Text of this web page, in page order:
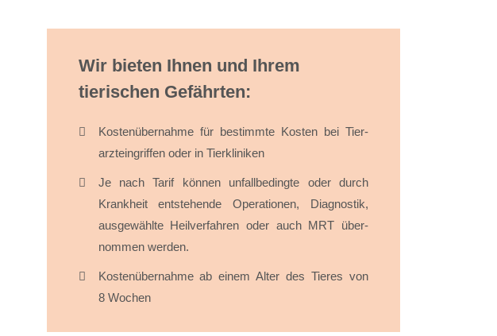
Wir bieten Ihnen und Ihrem
tierischen Gefährten:
Kosten­über­nahme für be­stimmte Kosten bei Tier­
arzt­ein­griffen oder in Tier­kliniken
Je nach Tarif können unfall­be­dingte oder durch
Krank­heit ent­stehende Oper­ationen, Diagnostik,
aus­ge­wählte Heil­ver­fahren oder auch MRT über­
nommen werden.
Kosten­über­nahme ab einem Alter des Tieres von
8 Wochen